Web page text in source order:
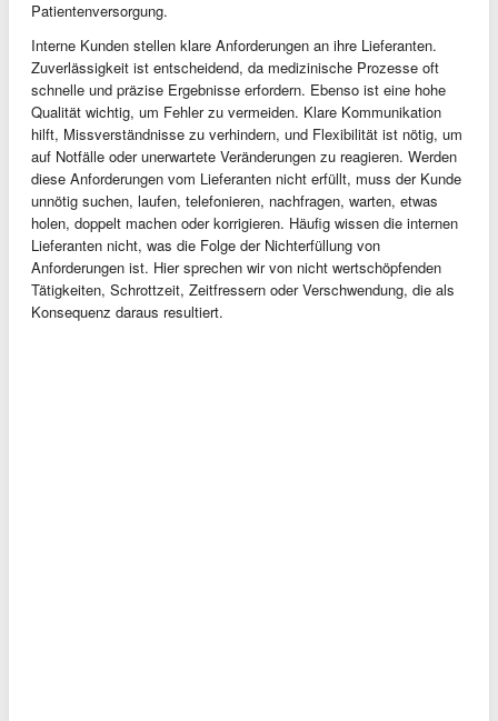
Patientenversorgung.
Interne Kunden stellen klare Anforderungen an ihre Lieferanten.
Zuverlässigkeit ist entscheidend, da medizinische Prozesse oft
schnelle und präzise Ergebnisse erfordern. Ebenso ist eine hohe
Qualität wichtig, um Fehler zu vermeiden. Klare Kommunikation
hilft, Missverständnisse zu verhindern, und Flexibilität ist nötig, um
auf Notfälle oder unerwartete Veränderungen zu reagieren. Werden
diese Anforderungen vom Lieferanten nicht erfüllt, muss der Kunde
unnötig suchen, laufen, telefonieren, nachfragen, warten, etwas
holen, doppelt machen oder korrigieren. Häufig wissen die internen
Lieferanten nicht, was die Folge der Nichterfüllung von
Anforderungen ist. Hier sprechen wir von nicht wertschöpfenden
Tätigkeiten, Schrottzeit, Zeitfressern oder Verschwendung, die als
Konsequenz daraus resultiert.